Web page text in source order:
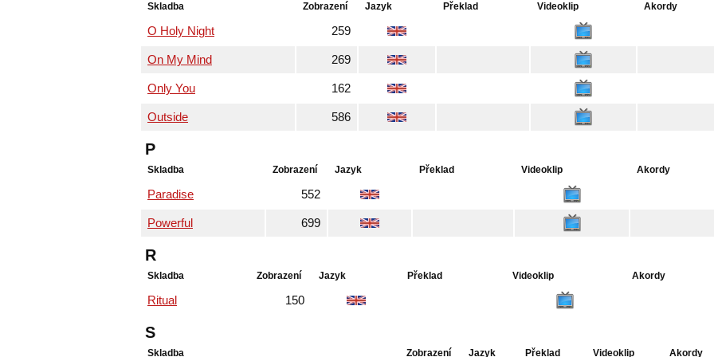
Skladba Zobrazení Jazyk Překlad Videoklip Akordy
O Holy Night 259
On My Mind 269
Only You 162
Outside 586
P
Skladba Zobrazení Jazyk Překlad Videoklip Akordy
Paradise 552
Powerful 699
R
Skladba Zobrazení Jazyk Překlad Videoklip Akordy
Ritual 150
S
Skladba Zobrazení Jazyk Překlad Videoklip Akordy